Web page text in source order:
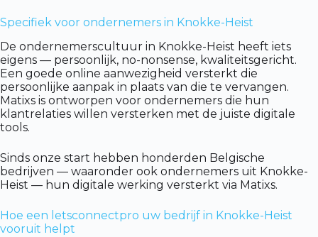
Specifiek voor ondernemers in Knokke-Heist
De ondernemerscultuur in Knokke-Heist heeft iets
eigens — persoonlijk, no-nonsense, kwaliteitsgericht.
Een goede online aanwezigheid versterkt die
persoonlijke aanpak in plaats van die te vervangen.
Matixs is ontworpen voor ondernemers die hun
klantrelaties willen versterken met de juiste digitale
tools.
Sinds onze start hebben honderden Belgische
bedrijven — waaronder ook ondernemers uit Knokke-
Heist — hun digitale werking versterkt via Matixs.
Hoe een letsconnectpro uw bedrijf in Knokke-Heist
vooruit helpt